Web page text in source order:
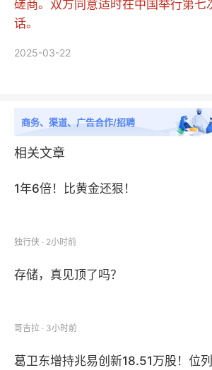
磋商。双方同意适时在中国举行第七
话。
2025-03-22
商务、渠道、广告合作/招聘
相关文章
1年6倍！比黄金还狠！
独行侠 · 2小时前
存储，真见顶了吗？
哥吉拉 · 3小时前
葛卫东增持兆易创新18.51万股！位列